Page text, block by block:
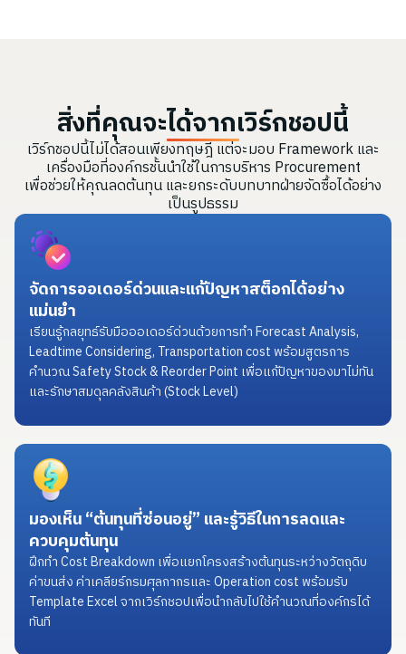
สิ่งที่คุณจะได้จากเวิร์กชอปนี้
เวิร์กชอปนี้ไม่ได้สอนเพียงทฤษฎี แต่จะมอบ Framework และ
เครื่องมือที่องค์กรชั้นนำใช้ในการบริหาร Procurement
เพื่อช่วยให้คุณลดต้นทุน และยกระดับบทบาทฝ่ายจัดซื้อได้อย่าง
เป็นรูปธรรม
จัดการออเดอร์ด่วนและแก้ปัญหาสต็อกได้อย่าง
แม่นยำ
เรียนรู้กลยุทธ์รับมือออเดอร์ด่วนด้วยการทำ Forecast Analysis,
Leadtime Considering, Transportation cost พร้อมสูตรการ
คำนวณ Safety Stock & Reorder Point เพื่อแก้ปัญหาของมาไม่ทัน
และรักษาสมดุลคลังสินค้า (Stock Level)
มองเห็น “ต้นทุนที่ซ่อนอยู่” และรู้วิธีในการลดและ
ควบคุมต้นทุน
ฝึกทำ Cost Breakdown เพื่อแยกโครงสร้างต้นทุนระหว่างวัตถุดิบ
ค่าขนส่ง ค่าเคลียร์กรมศุลกากรและ Operation cost พร้อมรับ
Template Excel จากเวิร์กชอปเพื่อนำกลับไปใช้คำนวณที่องค์กรได้
ทันที